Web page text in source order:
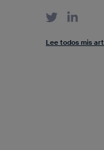
Lee todos mis